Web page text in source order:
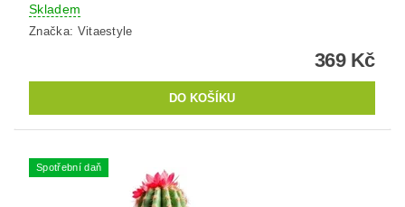
Skladem
Značka: Vitaestyle
369 Kč
Spotřební daň